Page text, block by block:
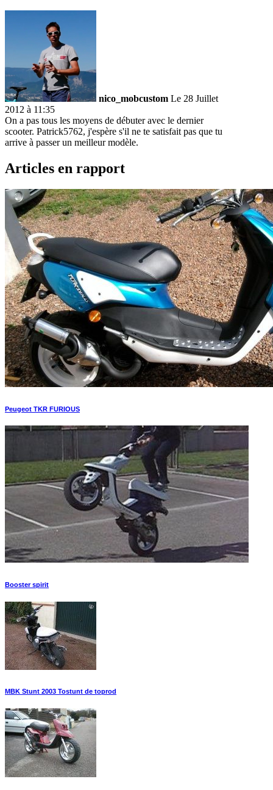
nico_mobcustom Le 28 Juillet
2012 à 11:35
On a pas tous les moyens de débuter avec le dernier
scooter. Patrick5762, j'espère s'il ne te satisfait pas que tu
arrive à passer un meilleur modèle.
Articles en rapport
Peugeot TKR FURIOUS
Booster spirit
MBK Stunt 2003 Tostunt de toprod